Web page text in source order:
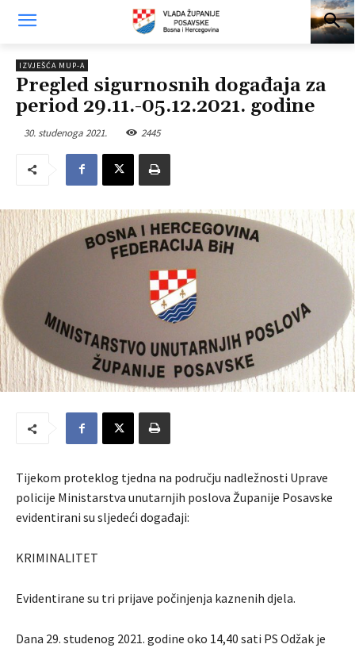
IZVJEŠĆA MUP-A
Pregled sigurnosnih događaja za
period 29.11.-05.12.2021. godine
30. studenoga 2021. 2445
Tijekom proteklog tjedna na području nadležnosti Uprave
policije Ministarstva unutarnjih poslova Županije Posavske
evidentirani su sljedeći događaji:
KRIMINALITET
Evidentirane su tri prijave počinjenja kaznenih djela.
Dana 29. studenog 2021. godine oko 14,40 sati PS Odžak je